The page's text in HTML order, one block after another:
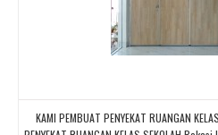
KAMI PEMBUAT PENYEKAT RUANGAN